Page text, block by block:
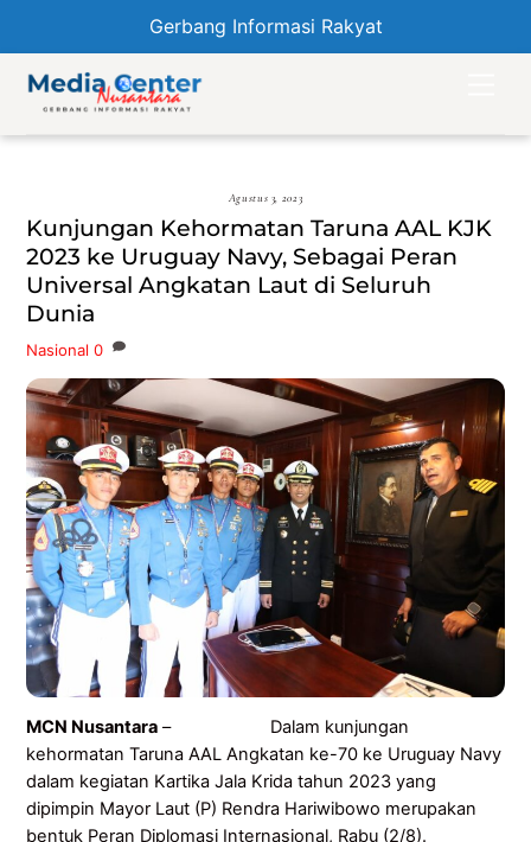
Gerbang Informasi Rakyat
content
Agustus 3, 2023
Kunjungan Kehormatan Taruna AAL KJK
2023 ke Uruguay Navy, Sebagai Peran
Universal Angkatan Laut di Seluruh
Dunia
Nasional 0
MCN Nusantara – Dalam kunjungan
kehormatan Taruna AAL Angkatan ke-70 ke Uruguay Navy
dalam kegiatan Kartika Jala Krida tahun 2023 yang
dipimpin Mayor Laut (P) Rendra Hariwibowo merupakan
bentuk Peran Diplomasi Internasional, Rabu (2/8).